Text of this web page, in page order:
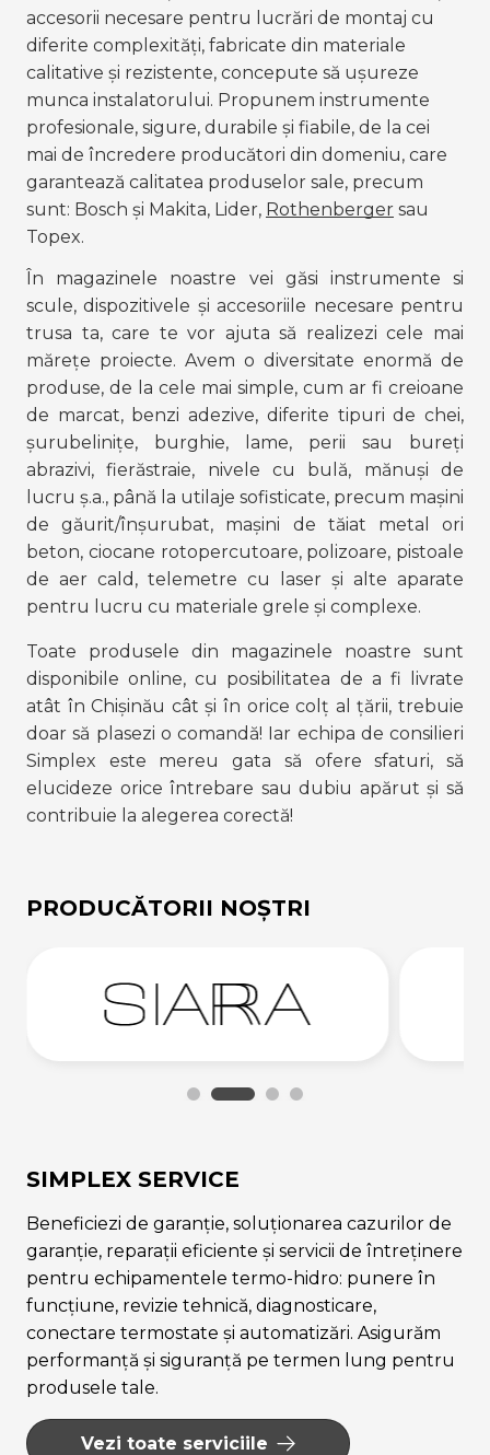
accesorii necesare pentru lucrări de montaj cu
diferite complexități, fabricate din materiale
calitative și rezistente, concepute să ușureze
munca instalatorului. Propunem instrumente
profesionale, sigure, durabile și fiabile, de la cei
mai de încredere producători din domeniu, care
garantează calitatea produselor sale, precum
sunt: Bosch și Makita, Lider, Rothenberger sau
Topex.
În magazinele noastre vei găsi instrumente si
scule, dispozitivele și accesoriile necesare pentru
trusa ta, care te vor ajuta să realizezi cele mai
mărețe proiecte. Avem o diversitate enormă de
produse, de la cele mai simple, cum ar fi creioane
de marcat, benzi adezive, diferite tipuri de chei,
șurubelinițe, burghie, lame, perii sau bureți
abrazivi, fierăstraie, nivele cu bulă, mănuși de
lucru ș.a., până la utilaje sofisticate, precum mașini
de găurit/înșurubat, mașini de tăiat metal ori
beton, ciocane rotopercutoare, polizoare, pistoale
de aer cald, telemetre cu laser și alte aparate
pentru lucru cu materiale grele și complexe.
Toate produsele din magazinele noastre sunt
disponibile online, cu posibilitatea de a fi livrate
atât în Chișinău cât și în orice colț al țării, trebuie
doar să plasezi o comandă! Iar echipa de consilieri
Simplex este mereu gata să ofere sfaturi, să
elucideze orice întrebare sau dubiu apărut și să
contribuie la alegerea corectă!
PRODUCĂTORII NOȘTRI
SIMPLEX SERVICE
Beneficiezi de garanție, soluționarea cazurilor de
garanție, reparații eficiente și servicii de întreținere
pentru echipamentele termo-hidro: punere în
funcțiune, revizie tehnică, diagnosticare,
conectare termostate și automatizări. Asigurăm
performanță și siguranță pe termen lung pentru
produsele tale.
Vezi toate serviciile